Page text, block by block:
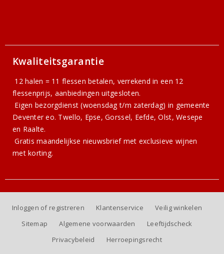
Kwaliteitsgarantie
12 halen = 11 flessen betalen, verrekend in een 12
flessenprijs, aanbiedingen uitgesloten.
Eigen bezorgdienst (woensdag t/m zaterdag) in gemeente
Deventer eo. Twello, Epse, Gorssel, Eefde, Olst, Wesepe
en Raalte.
Gratismaandelijkse nieuwsbriefmet exclusieve wijnen
met korting.
Inloggen of registreren Klantenservice
Veilig winkelen
Sitemap
Algemene voorwaarden
Leeftijdscheck
Privacybeleid
Herroepingsrecht